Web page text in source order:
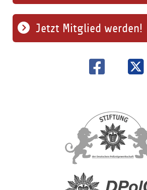
Jetzt Mitglied werden!